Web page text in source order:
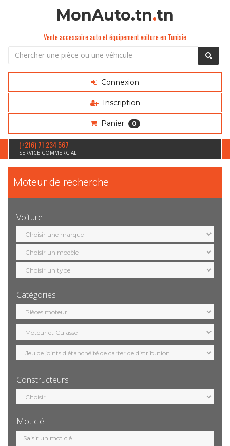
MonAuto.tn.tn
Vente accessoire auto et équipement voiture en Tunisie
Connexion
Inscription
Panier 0
(+216) 71 234 567
SERVICE COMMERCIAL
Moteur de recherche
Voiture
Sélection
marque
Sélection
modèle
Sélection
motorisation
Catégories
Sélection
catégorie
Constructeurs
Sélection
constructeur
Mot clé
Mot
clé